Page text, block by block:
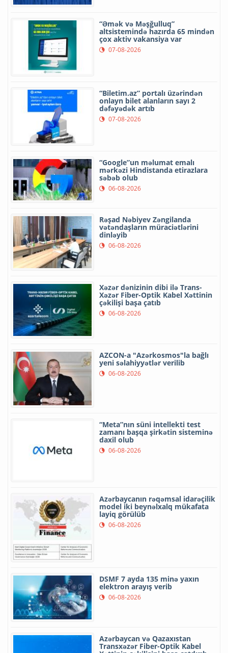
“Əmək və Məşğulluq”
altsistemində hazırda 65 mindən
çox aktiv vakansiya var
07-08-2026
“Biletim.az” portalı üzərindən
onlayn bilet alanların sayı 2
dəfəyədək artıb
07-08-2026
“Google”un məlumat emalı
mərkəzi Hindistanda etirazlara
səbəb olub
06-08-2026
Rəşad Nəbiyev Zəngilanda
vətəndaşların müraciətlərini
dinləyib
06-08-2026
Xəzər dənizinin dibi ilə Trans-
Xəzər Fiber-Optik Kabel Xəttinin
çəkilişi başa çatıb
06-08-2026
AZCON-a "Azərkosmos"la bağlı
yeni səlahiyyətlər verilib
06-08-2026
“Meta”nın süni intellekti test
zamanı başqa şirkətin sisteminə
daxil olub
06-08-2026
Azərbaycanın rəqəmsal idarəçilik
model iki beynəlxalq mükafata
layiq görülüb
06-08-2026
DSMF 7 ayda 135 minə yaxın
elektron arayış verib
06-08-2026
Azərbaycan və Qazaxıstan
Transxəzər Fiber-Optik Kabel